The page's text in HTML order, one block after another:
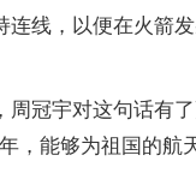
线，以便在火箭
冠宇对这句话有
，能够为祖国的航